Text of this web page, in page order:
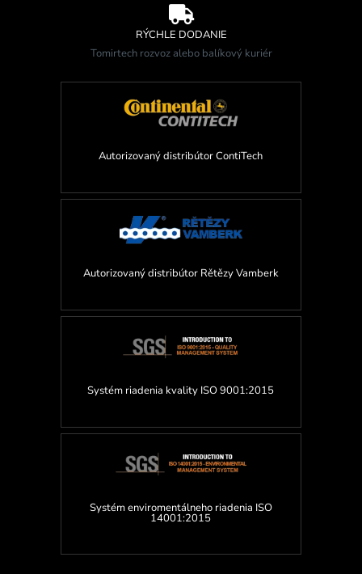

RÝCHLE DODANIE
Tomirtech rozvoz alebo balíkový kuriér
Autorizovaný distribútor ContiTech
Autorizovaný distribútor Rětězy Vamberk
Systém riadenia kvality ISO 9001:2015
Systém enviromentálneho riadenia ISO
14001:2015